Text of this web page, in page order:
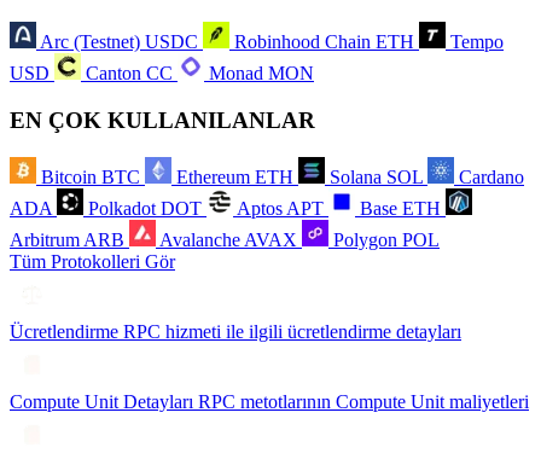
Arc (Testnet) USDC Robinhood Chain ETH
Tempo
USD
Canton CC Monad MON
EN ÇOK KULLANILANLAR
Bitcoin BTC Ethereum ETH Solana SOL
Cardano
ADA
Polkadot DOT Aptos APT Base ETH
Arbitrum ARB Avalanche AVAX Polygon POL
Tüm Protokolleri Gör
Ücretlendirme RPC hizmeti ile ilgili ücretlendirme detayları
Compute Unit Detayları RPC metotlarının Compute Unit maliyetleri